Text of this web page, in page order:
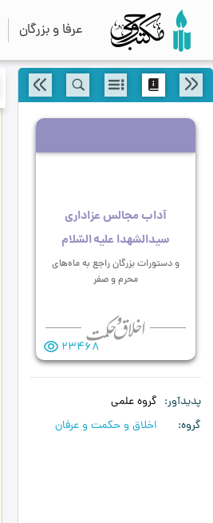
عرفا و بزرگان
آداب مجالس عزاداری
سیدالشهدا علیه السّلام
و دستورات بزرگان راجع به ماه‌های
محرم و صفر
23468
پدیدآور
گروه علمی
گروه
اخلاق و حکمت و عرفان